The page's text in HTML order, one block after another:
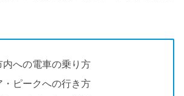
内への電車の乗り方
・ピークへの行き方